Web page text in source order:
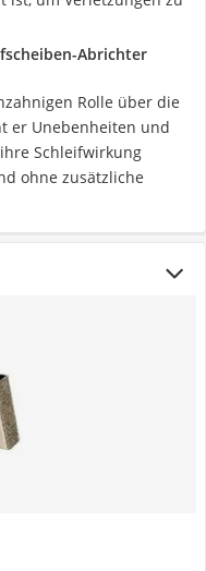
Abrichter
Rolle über die
er Unebenheiten und
Schleifwirkung
ohne zusätzliche